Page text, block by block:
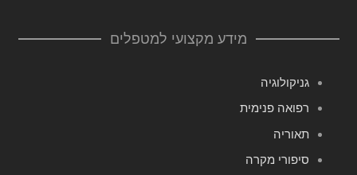
מידע מקצועי למטפלים
גניקולוגיה
רפואה פנימית
תאוריה
סיפורי מקרה